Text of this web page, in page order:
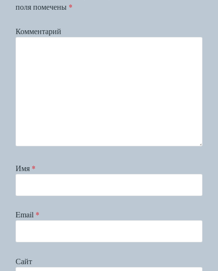
поля помечены *
Комментарий
Имя *
Email *
Сайт